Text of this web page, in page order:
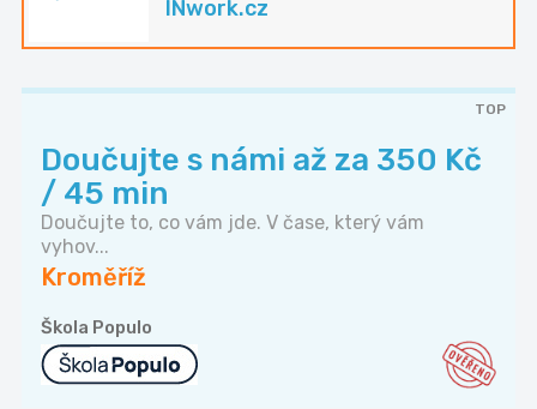
INwork.cz
TOP
Doučujte s námi až za 350 Kč
/ 45 min
Doučujte to, co vám jde. V čase, který vám
vyhov...
Kroměříž
Škola Populo